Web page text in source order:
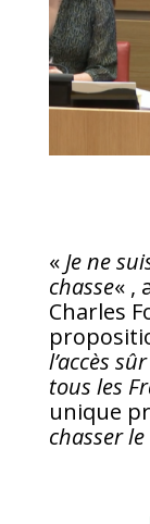
« Je ne
chasse« ,
Charles
l’accès
tous les
unique
chasser